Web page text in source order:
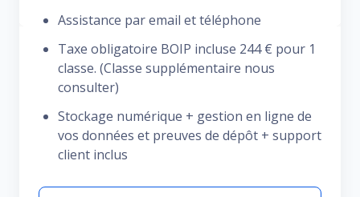
Assistance par email et téléphone
Taxe obligatoire BOIP incluse 244 € pour 1
classe. (Classe supplémentaire nous
consulter)
Stockage numérique + gestion en ligne de
vos données et preuves de dépôt + support
client inclus